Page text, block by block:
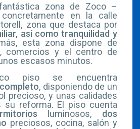
zona de Zoco –
concretamente en la calle
zona que destaca por
así como tranquilidad y
esta zona dispone de
comercios y el centro de
escasos minutos.
piso se encuentra
, disponiendo de un
precioso, y unas calidades
su reforma. El piso cuenta
luminosos, dos
preciosos, cocina, salón y